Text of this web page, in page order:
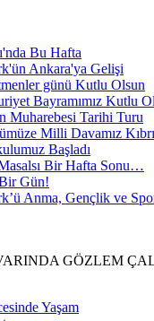
Bu Hafta
Ankara'ya Gelişi
günü Kutlu Olsun
Bayramımız Kutlu
Muharebesi Tarihi Turu
Milli Davamız
Başladı
Bir Hafta Sonu…
Gün!
Anma, Gençlik ve
GÖZLEM
Yaşam